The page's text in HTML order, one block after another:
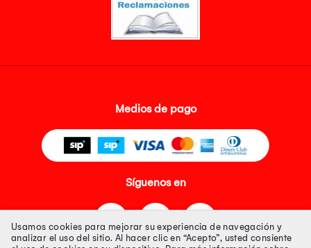
Medios de pago
Síguenos en
Usamos cookies para mejorar su experiencia de navegación y
analizar el uso del sitio. Al hacer clic en “Acepto”, usted consiente